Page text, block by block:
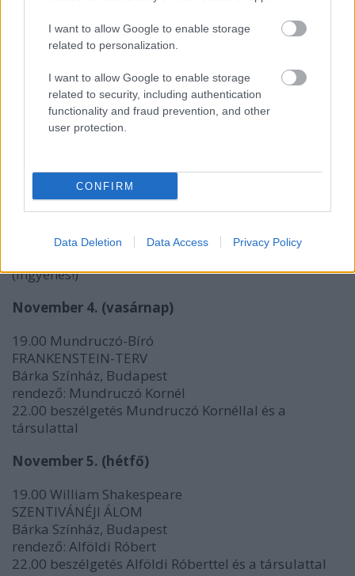
I want to allow Google to enable storage
related to personalization.
I want to allow Google to enable storage
related to security, including authentication
functionality and fraud prevention, and other
user protection.
CONFIRM
Data Deletion Data Access Privacy Policy
18.45 fesztiválmegnyitó - zászlófelvonás
19.00 William Shakespeare
Korsunovas Színház, Vilnius
rendező: Oskaras Korsunovas
November 3. (szombat)
19.00 Csehov nyomán
A Drámai Művészet Iskolája, Moszkva
20.30 beszélgetés Dmitrij Krimovval és a társulattal
(ingyenes!)
November 4. (vasárnap)
19.00 Mundruczó-Bíró
FRANKENSTEIN-TERV
Bárka Színház, Budapest
rendező: Mundruczó Kornél
22.00 beszélgetés Mundruczó Kornéllal és a
társulattal
November 5. (hétfő)
19.00 William Shakespeare
SZENTIVÁNÉJI ÁLOM
Bárka Színház, Budapest
rendező: Alföldi Róbert
22.00 beszélgetés Alföldi Róberttel és a társulattal